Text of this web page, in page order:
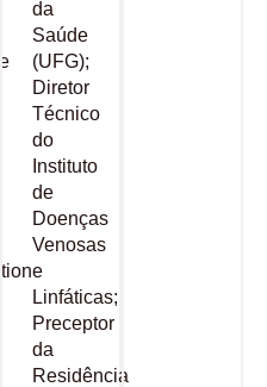
da
Saúde
(UFG);
Diretor
Técnico
do
Instituto
de
Doenças
Venosas
e
Linfáticas;
Preceptor
da
Residência